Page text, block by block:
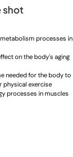
shot
processes in
on the body's aging
needed for the body to
physical exercise
processes in muscles